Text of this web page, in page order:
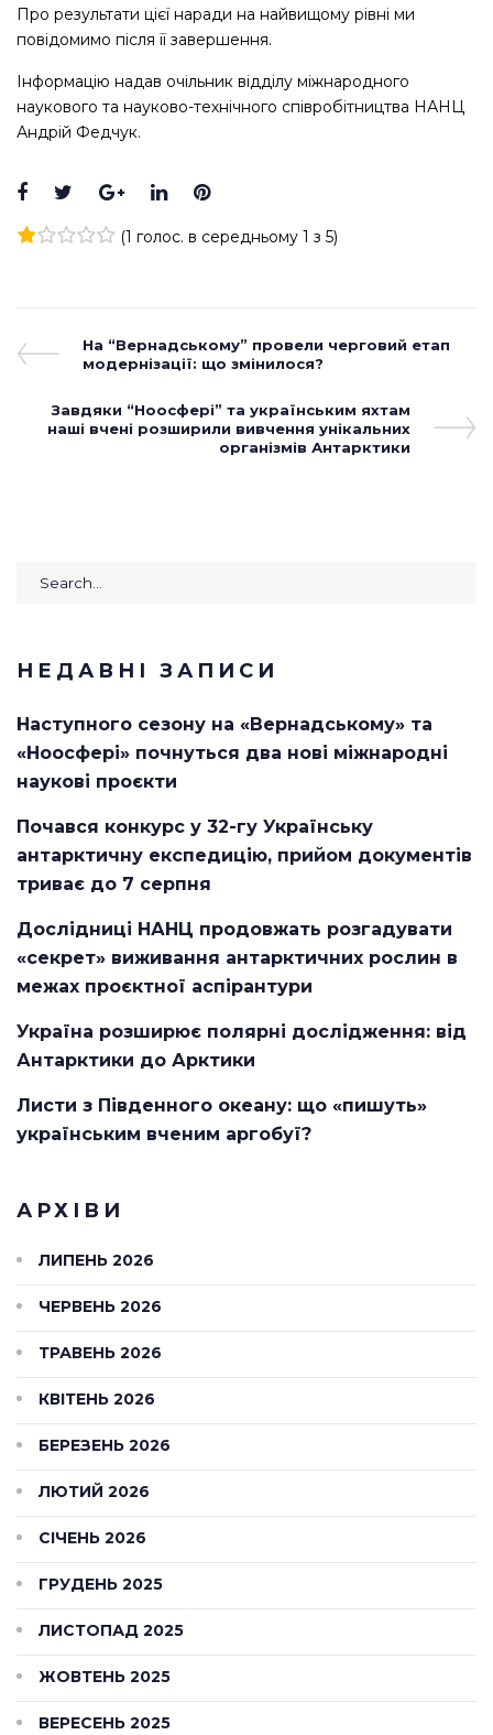
Про результати цієї наради на найвищому рівні ми
повідомимо після її завершення.
Інформацію надав очільник відділу міжнародного
наукового та науково-технічного співробітництва НАНЦ
Андрій Федчук.
Facebook
TwitterGoogle+
LinkedInPinterest
(1 голос. в середньому 1 з 5)
Навігація
записів
Previous
Post
На “Вернадському” провели черговий етап
модернізації: що змінилося?
Next
Post
Завдяки “Ноосфері” та українським яхтам
наші вчені розширили вивчення унікальних
організмів Антарктики
Search
НЕДАВНІ ЗАПИСИ
Наступного сезону на «Вернадському» та
«Ноосфері» почнуться два нові міжнародні
наукові проєкти
Почався конкурс у 32-гу Українську
антарктичну експедицію, прийом документів
триває до 7 серпня
Дослідниці НАНЦ продовжать розгадувати
«секрет» виживання антарктичних рослин в
межах проєктної аспірантури
Україна розширює полярні дослідження: від
Антарктики до Арктики
Листи з Південного океану: що «пишуть»
українським вченим аргобуї?
АРХІВИ
ЛИПЕНЬ 2026
ЧЕРВЕНЬ 2026
ТРАВЕНЬ 2026
КВІТЕНЬ 2026
БЕРЕЗЕНЬ 2026
ЛЮТИЙ 2026
СІЧЕНЬ 2026
ГРУДЕНЬ 2025
ЛИСТОПАД 2025
ЖОВТЕНЬ 2025
ВЕРЕСЕНЬ 2025